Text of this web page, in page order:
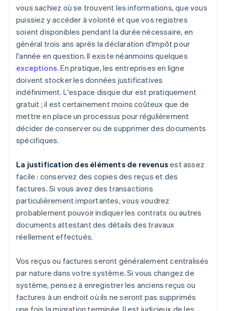
vous sachiez où se trouvent les informations, que vous
puissiez y accéder à volonté et que vos registres
soient disponibles pendant la durée nécessaire, en
général trois ans après la déclaration d'impôt pour
l'année en question. Il existe néanmoins quelques
exceptions. En pratique, les entreprises en ligne
doivent stocker les données justificatives
indéfiniment. L'espace disque dur est pratiquement
gratuit ; il est certainement moins coûteux que de
mettre en place un processus pour régulièrement
décider de conserver ou de supprimer des documents
spécifiques.
La justification des éléments de revenusest assez
facile : conservez des copies des reçus et des
factures. Si vous avez des transactions
particulièrement importantes, vous voudrez
probablement pouvoir indiquer les contrats ou autres
documents attestant des détails des travaux
réellement effectués.
Vos reçus ou factures seront généralement centralisés
par nature dans votre système. Si vous changez de
système, pensez à enregistrer les anciens reçus ou
factures à un endroit où ils ne seront pas supprimés
une fois la migration terminée. Il est judicieux de les